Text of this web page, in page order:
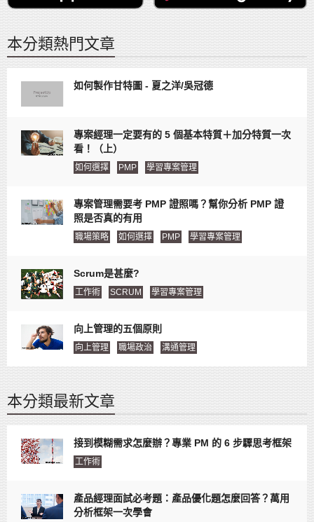
本分類熱門文章
如何製作甘特圖 - 夏之洋/吳冠德
專案經理一定要有的 5 個基本特質＋加分特質一次
看！（上）
如何選擇 PMP 學習專案管理
專案管理需要考 PMP 證照嗎？幫你分析 PMP 證
照是否真的有用
職場策略 如何選擇 PMP 學習專案管理
Scrum是甚麼?
工作術 SCRUM 學習專案管理
向上管理的五個原則
向上管理 職場政治 溝通管理
本分類最新文章
接到模糊需求怎麼辦？專業 PM 的 6 步驟思考框架
工作術
產品經理面試必考題：產品優化題怎麼回答？萬用
分析框架一次學會